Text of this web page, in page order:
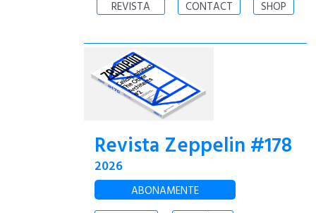
REVISTA CONTACT SHOP
Revista Zeppelin #178
2026
ABONAMENTE